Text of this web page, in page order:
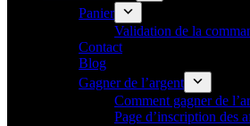
Panier
Validation de la
Contact
Blog
Gagner de l’argent
Comment gagner de
Page d’inscription des